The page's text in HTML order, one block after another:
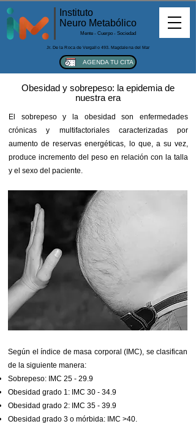
Instituto
Neuro Metabólico
Mente - Cuerpo - Sociedad
Jr. De la Roca de Vergallo 493. Magdalena del Mar
AGENDA TU CITA
Obesidad y sobrepeso: la epidemia de
nuestra era
​El sobrepeso y la obesidad son enfermedades
crónicas y multifactoriales caracterizadas por
aumento de reservas energéticas, lo que, a su vez,
produce incremento del peso en relación con la talla
y el sexo del paciente.
Según el índice de masa corporal (IMC), se clasifican
de la siguiente manera:
Sobrepeso: IMC 25 - 29.9
Obesidad grado 1: IMC 30 - 34.9
Obesidad grado 2: IMC 35 - 39.9
Obesidad grado 3 o mórbida: IMC >40.